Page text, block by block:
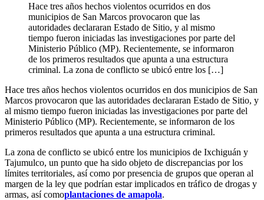
Hace tres años hechos violentos ocurridos en dos
municipios de San Marcos provocaron que las
autoridades declararan Estado de Sitio, y al mismo
tiempo fueron iniciadas las investigaciones por parte del
Ministerio Público (MP). Recientemente, se informaron
de los primeros resultados que apunta a una estructura
criminal. La zona de conflicto se ubicó entre los […]
Hace tres años hechos violentos ocurridos en dos municipios de San
Marcos provocaron que las autoridades declararan Estado de Sitio, y
al mismo tiempo fueron iniciadas las investigaciones por parte del
Ministerio Público (MP). Recientemente, se informaron de los
primeros resultados que apunta a una estructura criminal.
La zona de conflicto se ubicó entre los municipios de Ixchiguán y
Tajumulco, un punto que ha sido objeto de discrepancias por los
límites territoriales, así como por presencia de grupos que operan al
margen de la ley que podrían estar implicados en tráfico de drogas y
armas, así comoplantaciones de amapola.